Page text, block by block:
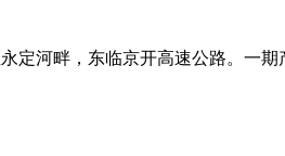
定河畔，东临京开高速公路。一期